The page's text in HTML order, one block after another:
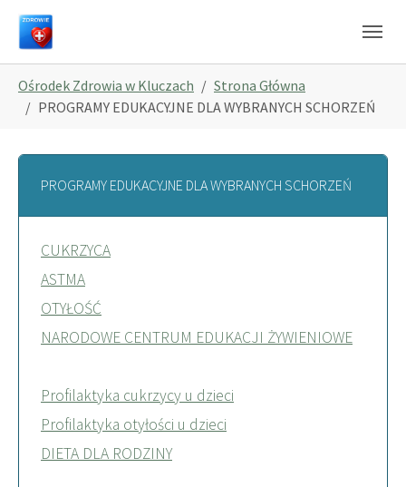
Skip to main navigation
Skip to main content
Skip to page footer
Ośrodek Zdrowia w Kluczach
Strona Główna
PROGRAMY EDUKACYJNE DLA WYBRANYCH SCHORZEŃ
PROGRAMY EDUKACYJNE DLA WYBRANYCH SCHORZEŃ
CUKRZYCA
ASTMA
OTYŁOŚĆ
NARODOWE CENTRUM EDUKACJI ŻYWIENIOWE
Profilaktyka cukrzycy u dzieci
Profilaktyka otyłości u dzieci
DIETA DLA RODZINY